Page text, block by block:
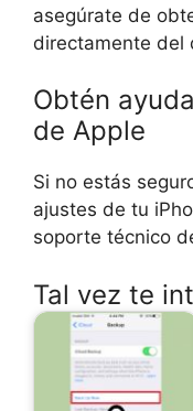
asegúrate de
directamente del
Obtén
de Apple
Si no estás
ajustes de tu
soporte técnico
Tal vez te